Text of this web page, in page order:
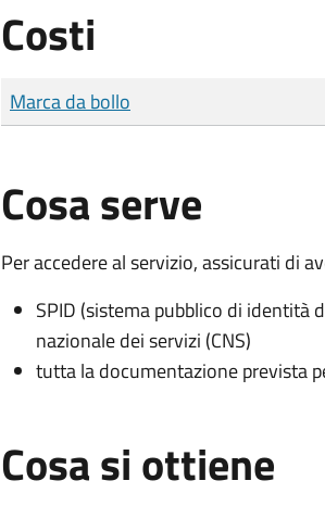
Costi
Tipo di pagamento
Importo
Marca da bollo
Cosa serve
Per accedere al servizio, assicurati di
SPID (sistema pubblico di identità
nazionale dei servizi (CNS)
tutta la documentazione prevista
Cosa si ottiene